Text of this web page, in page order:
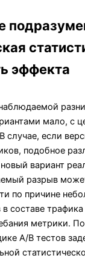
эффекта
мало, с
случае, если
подобное
вариант
разрыв
по причине
составе
метрики.
A/B тестов